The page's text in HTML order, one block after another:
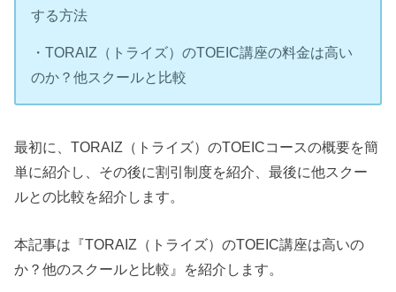
する方法
・TORAIZ（トライズ）のTOEIC講座の料金は高い
のか？他スクールと比較
最初に、TORAIZ（トライズ）のTOEICコースの概要を簡
単に紹介し、その後に割引制度を紹介、最後に他スクー
ルとの比較を紹介します。
本記事は『TORAIZ（トライズ）のTOEIC講座は高いの
か？他のスクールと比較』を紹介します。